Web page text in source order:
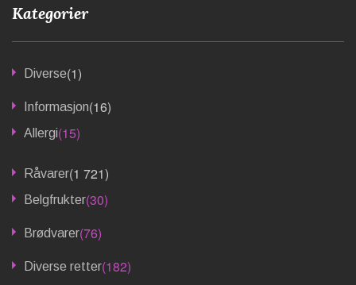
Kategorier
Diverse(1)
Informasjon(16)
Allergi(15)
Råvarer(1 721)
Belgfrukter(30)
Brødvarer(76)
Diverse retter(182)